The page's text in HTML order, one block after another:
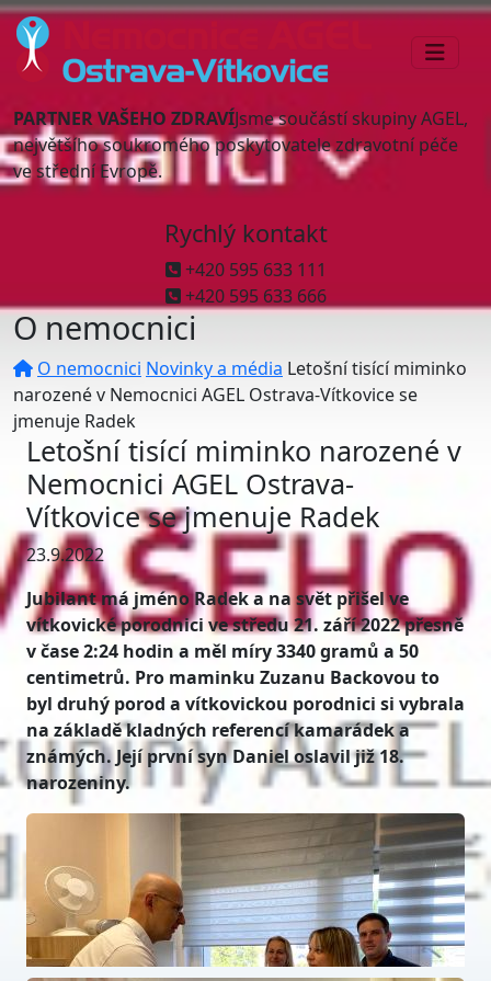
PARTNER VAŠEHO ZDRAVÍJsme součástí skupiny AGEL,
největšího soukromého poskytovatele zdravotní péče
ve střední Evropě.
Rychlý kontakt
+420 595 633 111
+420 595 633 666
O nemocnici
O nemocnici Novinky a média Letošní tisící miminko
narozené v Nemocnici AGEL Ostrava-Vítkovice se
jmenuje Radek
Letošní tisící miminko narozené v
Nemocnici AGEL Ostrava-
Vítkovice se jmenuje Radek
23.9.2022
Jubilant má jméno Radek a na svět přišel ve
vítkovické porodnici ve středu 21. září 2022 přesně
v čase 2:24 hodin a měl míry 3340 gramů a 50
centimetrů. Pro maminku Zuzanu Backovou to
byl druhý porod a vítkovickou porodnici si vybrala
na základě kladných referencí kamarádek a
známých. Její první syn Daniel oslavil již 18.
narozeniny.